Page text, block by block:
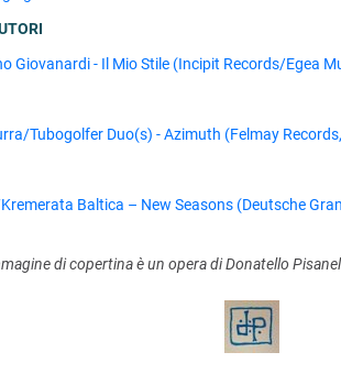
Giovanardi - Il Mio Stile (Incipit Records/Egea
Tubogolfer Duo(s) - Azimuth (Felmay
Baltica – New Seasons (Deutsche
di copertina è un opera di Donatello